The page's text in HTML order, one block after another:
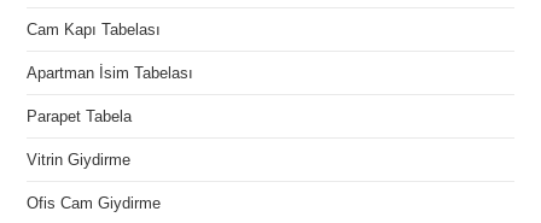
Cam Kapı Tabelası
Apartman İsim Tabelası
Parapet Tabela
Vitrin Giydirme
Ofis Cam Giydirme